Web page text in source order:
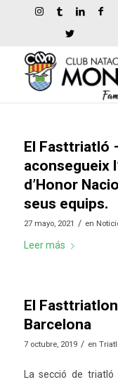
El Fasttriatló
aconsegueix
d’Honor
seus equips.
27 mayo, 2021 / en
Leer más
El
Barcelona
7 octubre, 2019 / en
La secció de